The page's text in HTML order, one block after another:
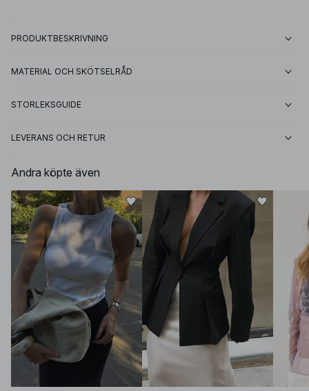
PRODUKTBESKRIVNING
MATERIAL OCH SKÖTSELRÅD
STORLEKSGUIDE
LEVERANS OCH RETUR
Andra köpte även